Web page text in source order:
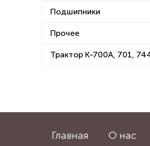
Подшипники
Прочее
Трактор К-700А, 701,
Главная О нас